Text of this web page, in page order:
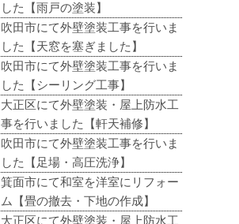
した【雨戸の塗装】
吹田市にて外壁塗装工事を行いま
した【天窓を塞ぎました】
吹田市にて外壁塗装工事を行いま
した【シーリング工事】
大正区にて外壁塗装・屋上防水工
事を行いました【軒天補修】
吹田市にて外壁塗装工事を行いま
した【足場・高圧洗浄】
箕面市にて和室を洋室にリフォー
ム【畳の撤去・下地の作成】
大正区にて外壁塗装・屋上防水工